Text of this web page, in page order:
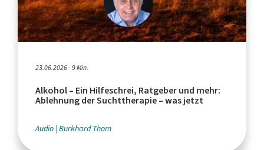
23.06.2026 - 9 Min.
Alkohol – Ein Hilfeschrei, Ratgeber und mehr:
Ablehnung der Suchttherapie – was jetzt
Audio Burkhard Thom